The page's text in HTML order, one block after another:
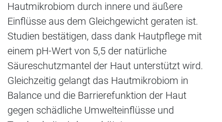
Hautmikrobiom durch innere und äußere
Einflüsse aus dem Gleichgewicht geraten ist.
Studien bestätigen, dass dank Hautpflege mit
einem pH-Wert von 5,5 der natürliche
Säureschutzmantel der Haut unterstützt wird.
Gleichzeitig gelangt das Hautmikrobiom in
Balance und die Barrierefunktion der Haut
gegen schädliche Umwelteinflüsse und